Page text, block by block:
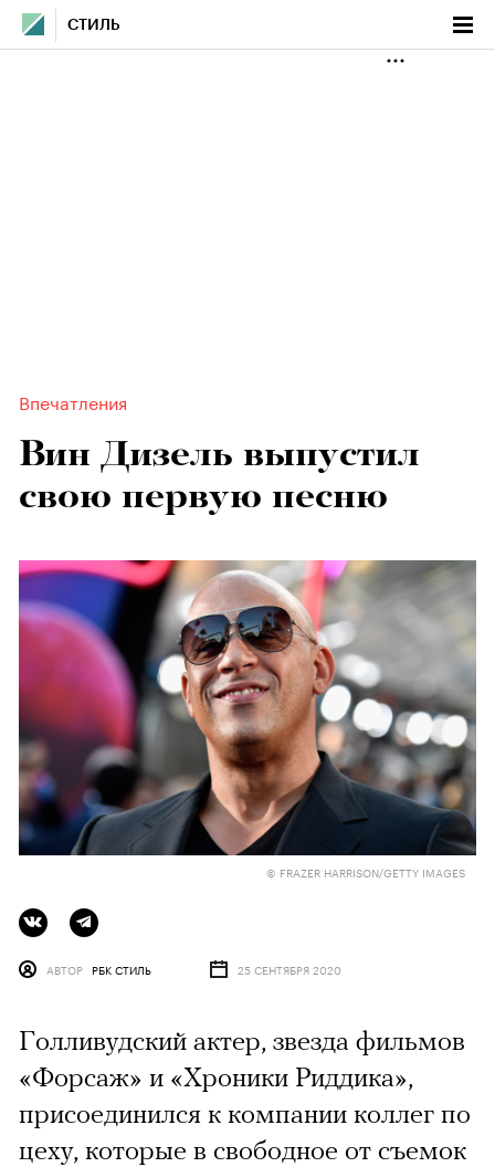
СТИЛЬ
Впечатления
Вин Дизель выпустил
свою первую песню
© FRAZER HARRISON/GETTY IMAGES
АВТОР РБК СТИЛЬ 25 СЕНТЯБРЯ 2020
Голливудский актер, звезда фильмов
«Форсаж» и «Хроники Риддика»,
присоединился к компании коллег по
цеху, которые в свободное от съемок